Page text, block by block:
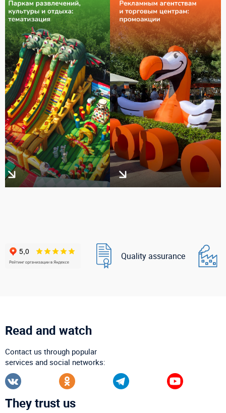
Quality assurance
Read and watch
Contact us through popular
services and social networks:
They trust us